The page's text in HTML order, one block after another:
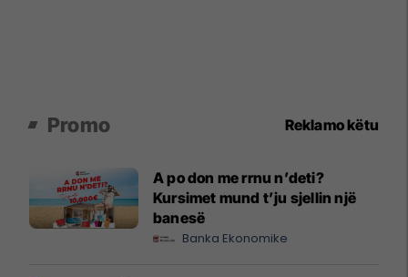
Promo Reklamo këtu
A po don me rrnu n’deti?
Kursimet mund t’ju sjellin një
banesë
Banka Ekonomike